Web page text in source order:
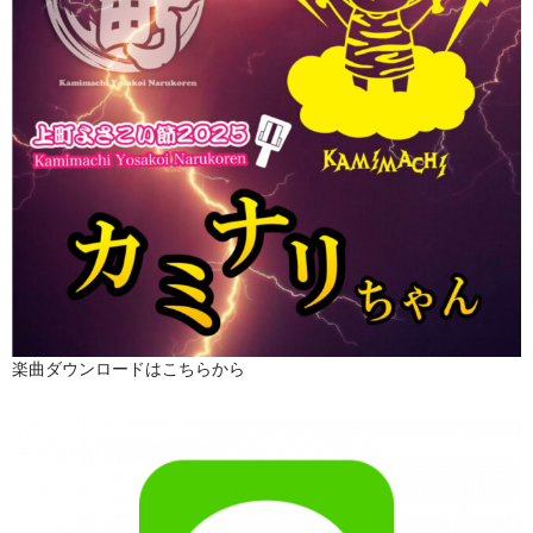
楽曲ダウンロードはこちらから